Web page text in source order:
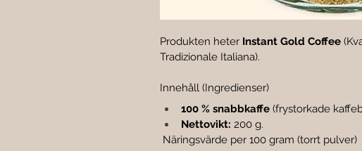
Produkten heter Instant Gold Coffee
Tradizionale Italiana).
Innehåll (Ingredienser)
100 % snabbkaffe (frystorkade
Nettovikt: 200 g.
Näringsvärde per 100 gram (torrt pulver)